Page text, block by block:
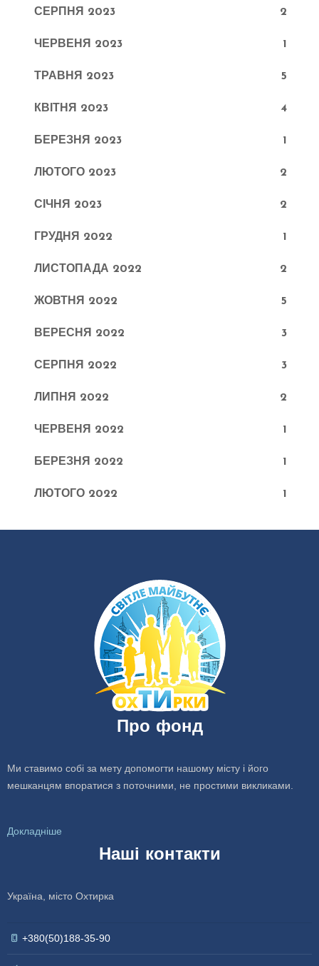
СЕРПНЯ 2023 2
ЧЕРВЕНЯ 2023 1
ТРАВНЯ 2023 5
КВІТНЯ 2023 4
БЕРЕЗНЯ 2023 1
ЛЮТОГО 2023 2
СІЧНЯ 2023 2
ГРУДНЯ 2022 1
ЛИСТОПАДА 2022 2
ЖОВТНЯ 2022 5
ВЕРЕСНЯ 2022 3
СЕРПНЯ 2022 3
ЛИПНЯ 2022 2
ЧЕРВЕНЯ 2022 1
БЕРЕЗНЯ 2022 1
ЛЮТОГО 2022 1
Про фонд
Ми ставимо собі за мету допомогти нашому місту і його
мешканцям впоратися з поточними, не простими викликами.
Докладніше
Наші контакти
Україна, місто Охтирка
+380(50)188-35-90